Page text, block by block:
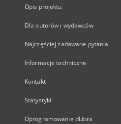
Opis projektu
Dla autorów i wydawców
Najczęściej zadawane pytania
Informacje techniczne
Kontakt
Statystyki
Oprogramowanie dLibra